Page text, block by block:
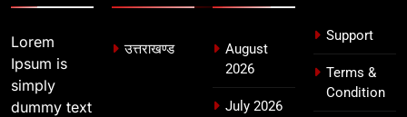
Lorem
Ipsum is
simply
dummy text
उत्तराखण्ड
August
2026
July 2026
Support
Terms &
Condition